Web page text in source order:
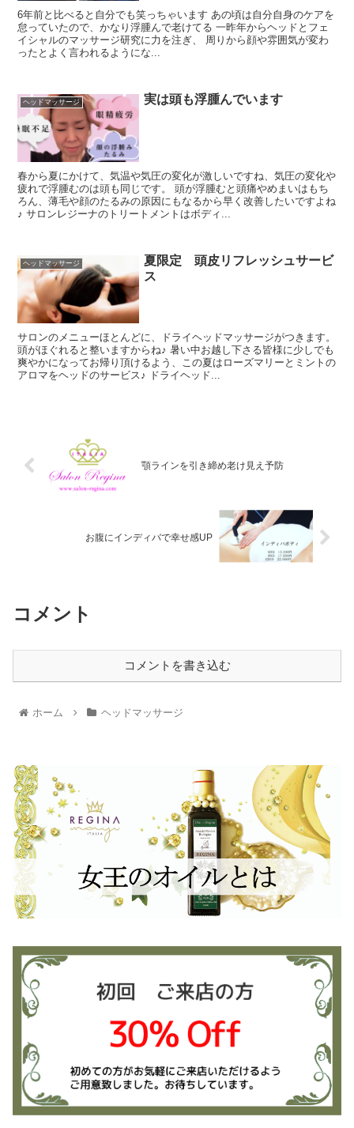
6年前と比べると自分でも笑っちゃいます あの頃は自分自身のケアを
怠っていたので、かなり浮腫んで老けてる 一昨年からヘッドとフェ
イシャルのマッサージ研究に力を注ぎ、 周りから顔や雰囲気が変わ
ったとよく言われるようにな...
ヘッドマッサージ 実は頭も浮腫んでいます
春から夏にかけて、気温や気圧の変化が激しいですね、気圧の変化や
疲れで浮腫むのは頭も同じです。 頭が浮腫むと頭痛やめまいはもち
ろん、薄毛や顔のたるみの原因にもなるから早く改善したいですよね
♪ サロンレジーナのトリートメントはボディ...
ヘッドマッサージ
夏限定 頭皮リフレッシュサービ
ス
サロンのメニューほとんどに、ドライヘッドマッサージがつきます。
頭がほぐれると整いますからね♪ 暑い中お越し下さる皆様に少しでも
爽やかになってお帰り頂けるよう、この夏はローズマリーとミントの
アロマをヘッドのサービス♪ ドライヘッド...
顎ラインを引き締め老け見え予防
お腹にインディバで幸せ感UP
コメント
コメントを書き込む
ホーム ヘッドマッサージ